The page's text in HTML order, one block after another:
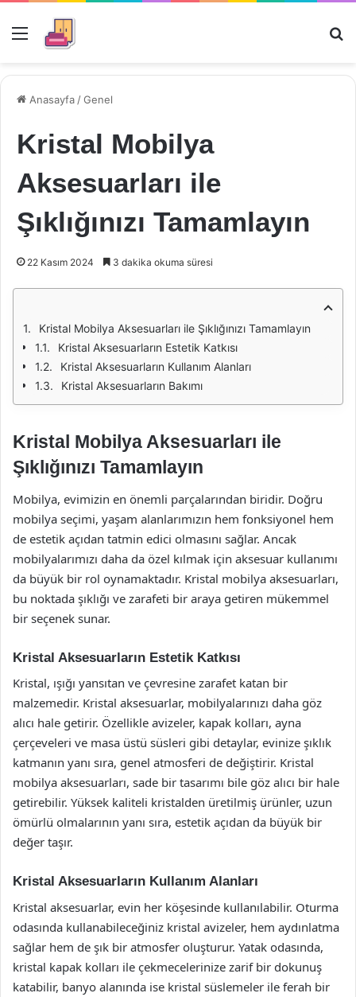
Menü
Anasayfa /Genel
Kristal Mobilya
Aksesuarları ile
Şıklığınızı Tamamlayın
22 Kasım 2024 3 dakika okuma süresi
Kristal Mobilya Aksesuarları ile Şıklığınızı Tamamlayın
Kristal Aksesuarların Estetik Katkısı
Kristal Aksesuarların Kullanım Alanları
Kristal Aksesuarların Bakımı
Kristal Mobilya Aksesuarları ile
Şıklığınızı Tamamlayın
Mobilya, evimizin en önemli parçalarından biridir. Doğru
mobilya seçimi, yaşam alanlarımızın hem fonksiyonel hem
de estetik açıdan tatmin edici olmasını sağlar. Ancak
mobilyalarımızı daha da özel kılmak için aksesuar kullanımı
da büyük bir rol oynamaktadır. Kristal mobilya aksesuarları,
bu noktada şıklığı ve zarafeti bir araya getiren mükemmel
bir seçenek sunar.
Kristal Aksesuarların Estetik Katkısı
Kristal, ışığı yansıtan ve çevresine zarafet katan bir
malzemedir. Kristal aksesuarlar, mobilyalarınızı daha göz
alıcı hale getirir. Özellikle avizeler, kapak kolları, ayna
çerçeveleri ve masa üstü süsleri gibi detaylar, evinize şıklık
katmanın yanı sıra, genel atmosferi de değiştirir. Kristal
mobilya aksesuarları, sade bir tasarımı bile göz alıcı bir hale
getirebilir. Yüksek kaliteli kristalden üretilmiş ürünler, uzun
ömürlü olmalarının yanı sıra, estetik açıdan da büyük bir
değer taşır.
Kristal Aksesuarların Kullanım Alanları
Kristal aksesuarlar, evin her köşesinde kullanılabilir. Oturma
odasında kullanabileceğiniz kristal avizeler, hem aydınlatma
sağlar hem de şık bir atmosfer oluşturur. Yatak odasında,
kristal kapak kolları ile çekmecelerinize zarif bir dokunuş
katabilir, banyo alanında ise kristal süslemeler ile ferah bir